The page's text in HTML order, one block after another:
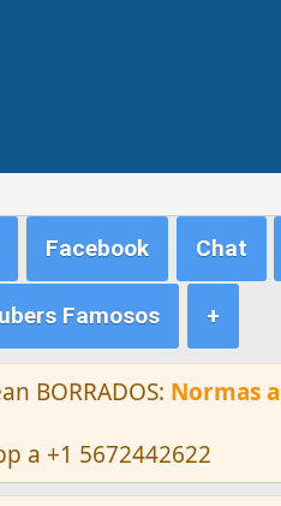
Facebook Chat
Famosos +
BORRADOS: Normas
a +1 5672442622